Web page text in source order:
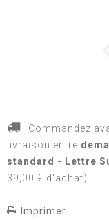
Commandez
livraison entre
standard - Lettre
39,00 € d'achat)
Imprimer